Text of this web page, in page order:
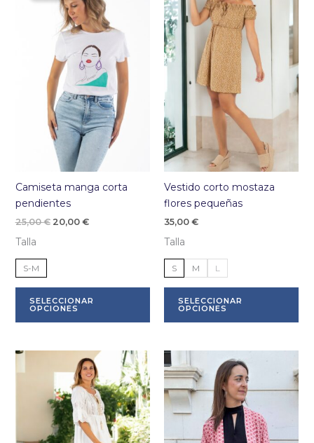
opciones
pueden
elegir
página
producto
Camiseta manga corta
pendientes
25,00€ El
20,00 €El
Talla
S-M
SELECCIONAR
OPCIONES
Este
producto
tiene
variantes.
Las
opciones
se
pueden
elegir
Vestido corto mostaza
flores pequeñas
35,00 €
Talla
S M L
SELECCIONAR
OPCIONES